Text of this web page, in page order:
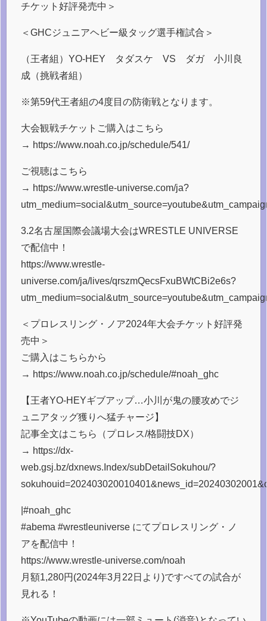
チケット好評発売中＞
＜GHCジュニアヘビー級タッグ選手権試合＞
（王者組）YO-HEY タダスケ VS ダガ 小川良
成（挑戦者組）
※第59代王者組の4度目の防衛戦となります。
大会観戦チケットご購入はこちら
→ https://www.noah.co.jp/schedule/541/
ご視聴はこちら
→ https://www.wrestle-universe.com/ja?
3.2名古屋国際会議場大会はWRESTLE UNIVERSE
で配信中！
https://www.wrestle-
universe.com/ja/lives/qrszmQecsFxuBWtCBi2e6s?
＜プロレスリング・ノア2024年大会チケット好評発
売中＞
ご購入はこちらから
→ https://www.noah.co.jp/schedule/#noah_ghc
【王者YO-HEYギブアップ…小川が鬼の腰攻めでジ
ュニアタッグ獲りへ猛チャージ】
記事全文はこちら（プロレス/格闘技DX）
→ https://dx-
web.gsj.bz/dxnews.Index/subDetailSokuhou/?
|#noah_ghc
#abema #wrestleuniverse にてプロレスリング・ノ
アを配信中！
https://www.wrestle-universe.com/noah
月額1,280円(2024年3月22日より)ですべての試合が
見れる！